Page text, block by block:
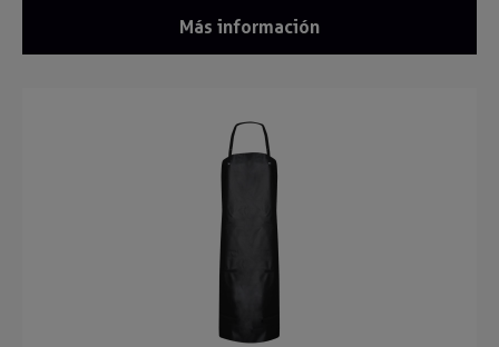
Más información